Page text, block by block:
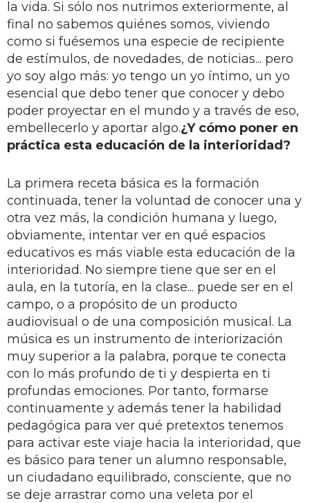
la vida. Si sólo nos nutrimos exteriormente, al
final no sabemos quiénes somos, viviendo
como si fuésemos una especie de recipiente
de estímulos, de novedades, de noticias... pero
yo soy algo más: yo tengo un yo íntimo, un yo
esencial que debo tener que conocer y debo
poder proyectar en el mundo y a través de eso,
embellecerlo y aportar algo.¿Y cómo poner en
práctica esta educación de la interioridad?
La primera receta básica es la formación
continuada, tener la voluntad de conocer una y
otra vez más, la condición humana y luego,
obviamente, intentar ver en qué espacios
educativos es más viable esta educación de la
interioridad. No siempre tiene que ser en el
aula, en la tutoría, en la clase... puede ser en el
campo, o a propósito de un producto
audiovisual o de una composición musical. La
música es un instrumento de interiorización
muy superior a la palabra, porque te conecta
con lo más profundo de ti y despierta en ti
profundas emociones. Por tanto, formarse
continuamente y además tener la habilidad
pedagógica para ver qué pretextos tenemos
para activar este viaje hacia la interioridad, que
es básico para tener un alumno responsable,
un ciudadano equilibrado, consciente, que no
se deje arrastrar como una veleta por el